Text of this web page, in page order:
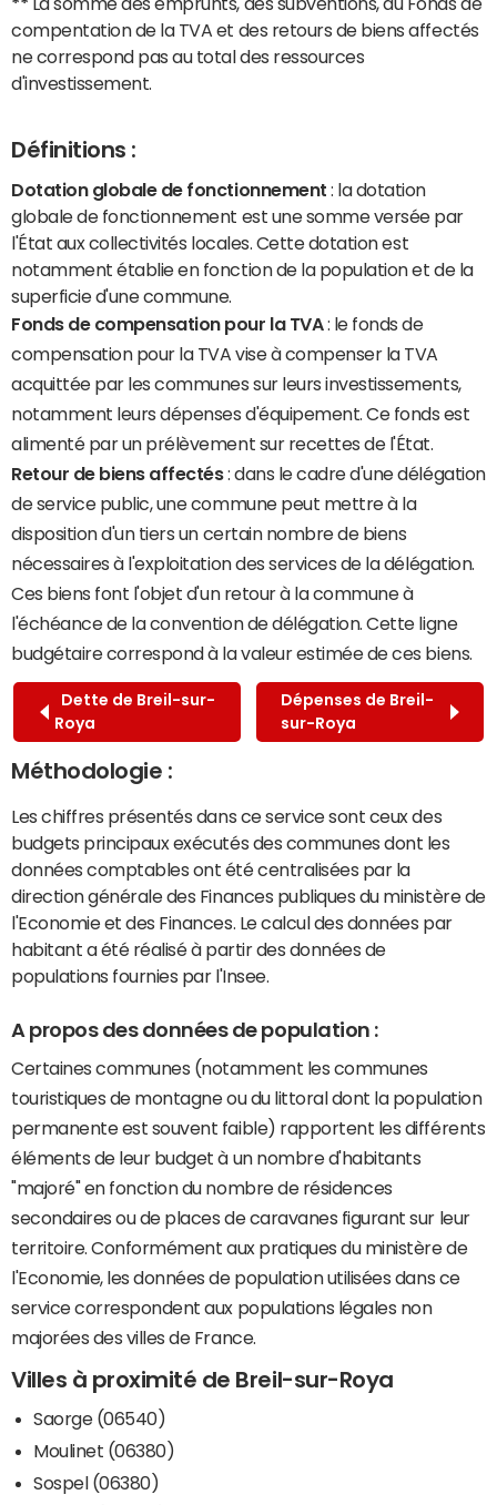
** La somme des emprunts, des subventions, du Fonds de
compentation de la TVA et des retours de biens affectés
ne correspond pas au total des ressources
d'investissement.
Définitions :
Dotation globale de fonctionnement : la dotation
globale de fonctionnement est une somme versée par
l'État aux collectivités locales. Cette dotation est
notamment établie en fonction de la population et de la
superficie d'une commune.
Fonds de compensation pour la TVA: le fonds de
compensation pour la TVA vise à compenser la TVA
acquittée par les communes sur leurs investissements,
notamment leurs dépenses d'équipement. Ce fonds est
alimenté par un prélèvement sur recettes de l'État.
Retour de biens affectés: dans le cadre d'une délégation
de service public, une commune peut mettre à la
disposition d'un tiers un certain nombre de biens
nécessaires à l'exploitation des services de la délégation.
Ces biens font l'objet d'un retour à la commune à
l'échéance de la convention de délégation. Cette ligne
budgétaire correspond à la valeur estimée de ces biens.
Dette de Breil-sur-
Roya
Dépenses de Breil-
sur-Roya
Méthodologie :
Les chiffres présentés dans ce service sont ceux des
budgets principaux exécutés des communes dont les
données comptables ont été centralisées par la
direction générale des Finances publiques du ministère de
l'Economie et des Finances. Le calcul des données par
habitant a été réalisé à partir des données de
populations fournies par l'Insee.
A propos des données de population :
Certaines communes (notamment les communes
touristiques de montagne ou du littoral dont la population
permanente est souvent faible) rapportent les différents
éléments de leur budget à un nombre d'habitants
"majoré" en fonction du nombre de résidences
secondaires ou de places de caravanes figurant sur leur
territoire. Conformément aux pratiques du ministère de
l'Economie, les données de population utilisées dans ce
service correspondent aux populations légales non
majorées des villes de France.
Villes à proximité de Breil-sur-Roya
Saorge (06540)
Moulinet (06380)
Sospel (06380)